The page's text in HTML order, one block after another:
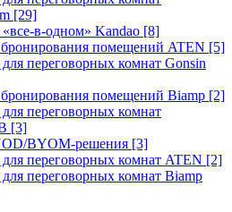
[29]
в-одном» Kandao [8]
помещений ATEN [5]
переговорных комнат Gonsin
помещений Biamp [2]
переговорных комнат
[3]
BYOM-решения [3]
переговорных комнат ATEN [2]
переговорных комнат Biamp